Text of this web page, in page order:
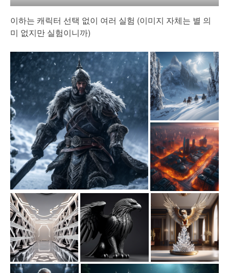
이하는 캐릭터 선택 없이 여러 실험 (이미지 자체는 별 의
미 없지만 실험이니까)